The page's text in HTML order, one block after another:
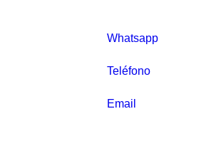
Whatsapp
Teléfono
Email